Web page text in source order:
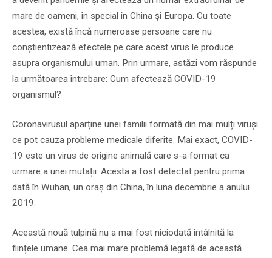
mare de oameni, în special în China și Europa. Cu toate
acestea, există încă numeroase persoane care nu
conștientizează efectele pe care acest virus le produce
asupra organismului uman. Prin urmare, astăzi vom răspunde
la următoarea întrebare: Cum afectează COVID-19
organismul?
Coronavirusul aparține unei familii formată din mai mulți viruși
ce pot cauza probleme medicale diferite. Mai exact, COVID-
19 este un virus de origine animală care s-a format ca
urmare a unei mutații. Acesta a fost detectat pentru prima
dată în Wuhan, un oraș din China, în luna decembrie a anului
2019.
Această nouă tulpină nu a mai fost niciodată întâlnită la
ființele umane. Cea mai mare problemă legată de această